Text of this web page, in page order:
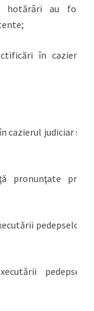
hotărâri au fost
în cazierul
cazierul judiciar se
pronunţate prin
pedepselor,
pedepsei,